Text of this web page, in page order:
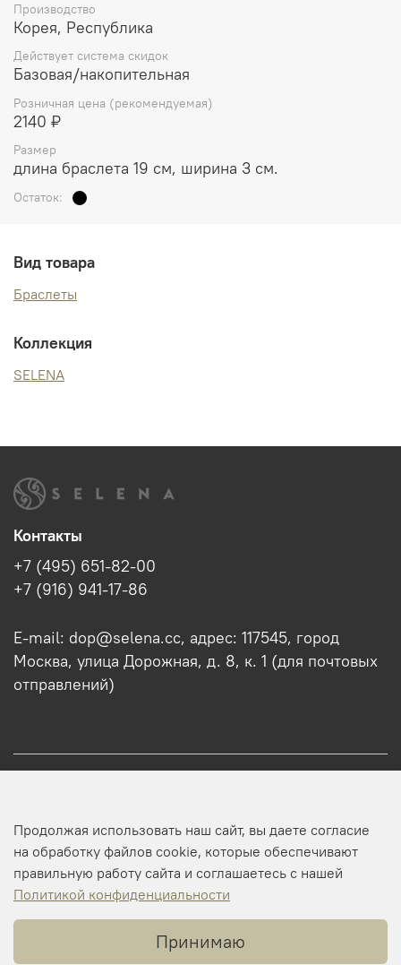
Производство
Корея, Республика
Действует система скидок
Базовая/накопительная
Розничная цена (рекомендуемая)
2140 ₽
Размер
длина браслета 19 см, ширина 3 см.
Остаток:
Вид товара
Браслеты
Коллекция
SELENA
Оптовикам
Профиль
Контакты
+7 (495) 651-82-00
+7 (916) 941-17-86
E-mail: dop@selena.cc, адрес: 117545, город
Москва, улица Дорожная, д. 8, к. 1 (для почтовых
отправлений)
Продолжая использовать наш сайт, вы даете согласие
на обработку файлов cookie, которые обеспечивают
правильную работу сайта и соглашаетесь с нашей
Политикой конфиденциальности
Принимаю